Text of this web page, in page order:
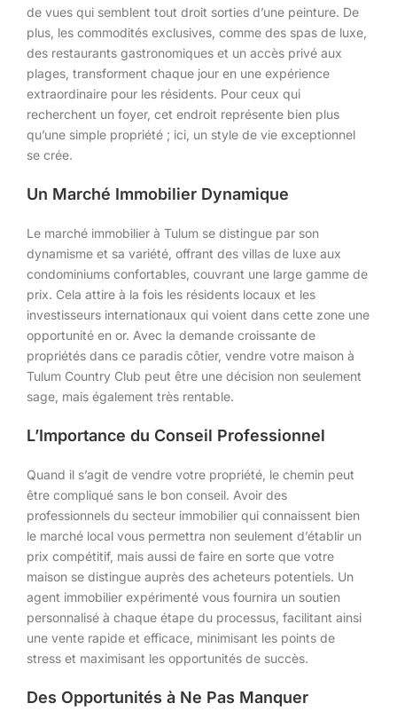
de vues qui semblent tout droit sorties d’une peinture. De
plus, les commodités exclusives, comme des spas de luxe,
des restaurants gastronomiques et un accès privé aux
plages, transforment chaque jour en une expérience
extraordinaire pour les résidents. Pour ceux qui
recherchent un foyer, cet endroit représente bien plus
qu’une simple propriété ; ici, un style de vie exceptionnel
se crée.
Un Marché Immobilier Dynamique
Le marché immobilier à Tulum se distingue par son
dynamisme et sa variété, offrant des villas de luxe aux
condominiums confortables, couvrant une large gamme de
prix. Cela attire à la fois les résidents locaux et les
investisseurs internationaux qui voient dans cette zone une
opportunité en or. Avec la demande croissante de
propriétés dans ce paradis côtier, vendre votre maison à
Tulum Country Club peut être une décision non seulement
sage, mais également très rentable.
L’Importance du Conseil Professionnel
Quand il s’agit de vendre votre propriété, le chemin peut
être compliqué sans le bon conseil. Avoir des
professionnels du secteur immobilier qui connaissent bien
le marché local vous permettra non seulement d’établir un
prix compétitif, mais aussi de faire en sorte que votre
maison se distingue auprès des acheteurs potentiels. Un
agent immobilier expérimenté vous fournira un soutien
personnalisé à chaque étape du processus, facilitant ainsi
une vente rapide et efficace, minimisant les points de
stress et maximisant les opportunités de succès.
Des Opportunités à Ne Pas Manquer